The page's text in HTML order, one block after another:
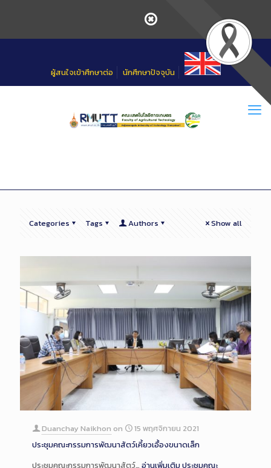
ผู้สนใจเข้าศึกษาต่อ นักศึกษาปัจจุบัน
Categories Tags Authors Show all
Duanchay Naikhon on
15 พฤศจิกายน 2021
ประชุมคณะกรรมการพัฒนาสัตว์เคี้ยวเอื้องขนาดเล็ก
ประชุมคณะกรรมการพัฒนาสัตว์… อ่านเพิ่มเติมประชุมคณะ